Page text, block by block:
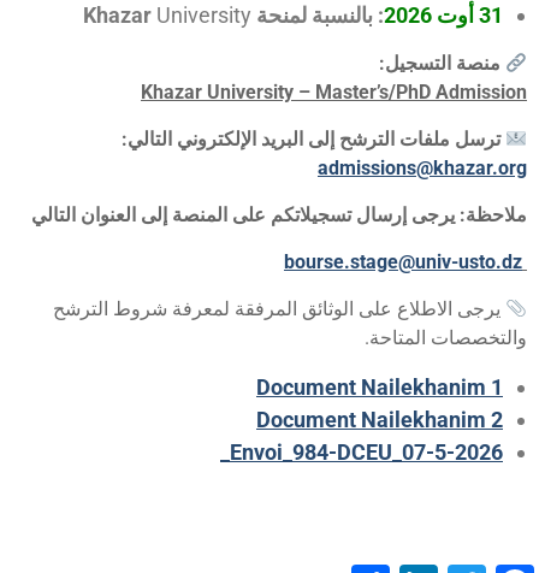
31 أوت 2026
: بالنسبة لمنحة KhazarUniversity
منصة التسجيل:
Khazar University – Master’s/PhD
ترسل ملفات الترشح إلى البريد الإلكتروني التالي:
يرجى إرسال تسجيلاتكم على المنصة إلى العنوان التالي
bourse.stage@univ-usto.dz
يرجى الاطلاع على الوثائق المرفقة لمعرفة شروط الترشح
المتاحة.
Document Nailekhanim 1
Document Nailekhanim 2
Envoi_984-DCEU_07-5-2026_